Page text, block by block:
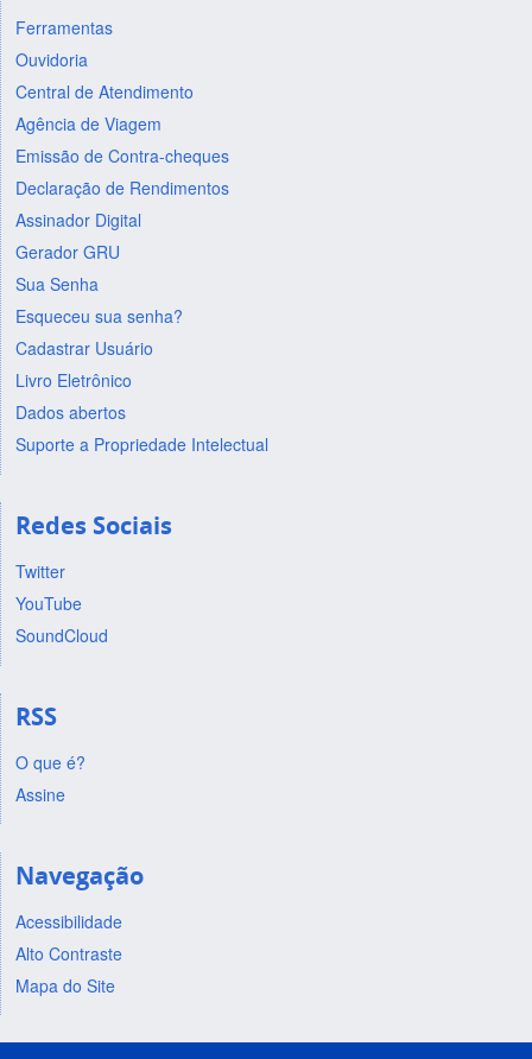
Ferramentas
Ouvidoria
Central de Atendimento
Agência de Viagem
Emissão de Contra-cheques
Declaração de Rendimentos
Assinador Digital
Gerador GRU
Sua Senha
Esqueceu sua senha?
Cadastrar Usuário
Livro Eletrônico
Dados abertos
Suporte a Propriedade Intelectual
Redes Sociais
Twitter
YouTube
SoundCloud
RSS
O que é?
Assine
Navegação
Acessibilidade
Alto Contraste
Mapa do Site